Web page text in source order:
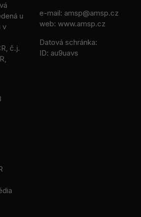
u
v
č.j.
e-mail: amsp@amsp.cz
web: www.amsp.cz
Datová schránka:
ID: au9uavs